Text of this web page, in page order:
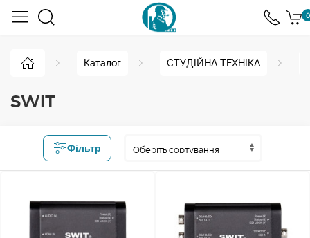
0
Каталог СТУДІЙНА ТЕХНІКА
SWIT
Фільтр